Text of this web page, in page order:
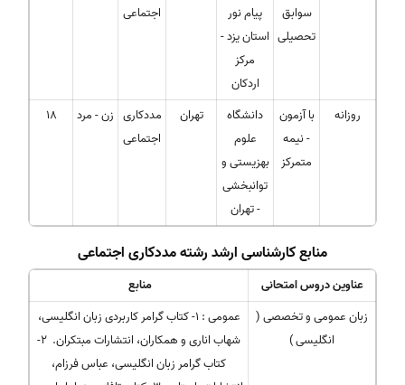
سوابق
تحصیلی
پیام نور
استان یزد -
مرکز
اردکان
اجتماعی
روزانه
با آزمون
- نیمه
متمرکز
دانشگاه
علوم
بهزیستی و
توانبخشی
- تهران
تهران
مددکاری
اجتماعی
زن - مرد 18
منابع کارشناسی ارشد رشته مددکاری اجتماعی
عناوین دروس امتحانی
منابع
زبان عمومی و تخصصی (
انگلیسی )
عمومی : ۱- کتاب گرامر کاربردی زبان انگلیسی،
شهاب اناری و همکاران، انتشارات مبتکران. ۲-
کتاب گرامر زبان انگلیسی، عباس فرزام،